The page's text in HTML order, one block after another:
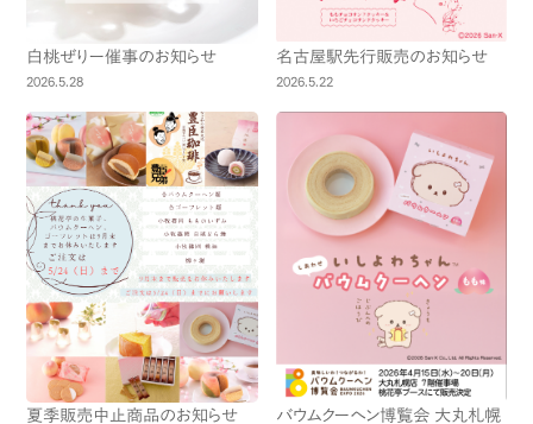
白桃ぜりー催事のお知らせ
2026.5.28
名古屋駅先行販売のお知らせ
2026.5.22
夏季販売中止商品のお知らせ
バウムクーヘン博覧会 大丸札幌